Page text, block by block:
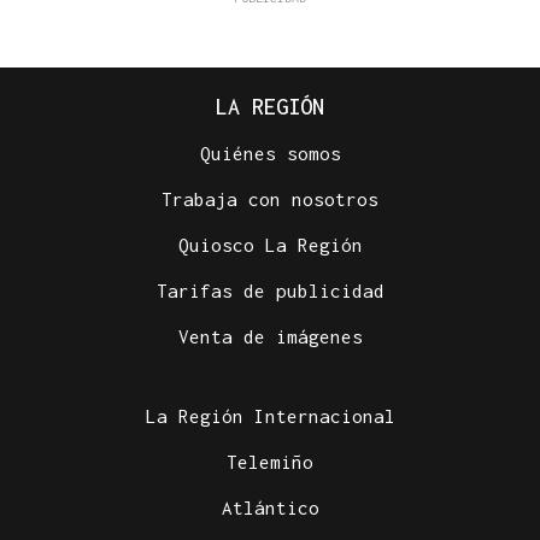
LA REGIÓN
Quiénes somos
Trabaja con nosotros
Quiosco La Región
Tarifas de publicidad
Venta de imágenes
La Región Internacional
Telemiño
Atlántico